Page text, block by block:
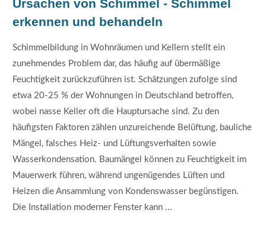
Ursachen von Schimmel - Schimmel
erkennen und behandeln
Schimmelbildung in Wohnräumen und Kellern stellt ein
zunehmendes Problem dar, das häufig auf übermäßige
Feuchtigkeit zurückzuführen ist. Schätzungen zufolge sind
etwa 20-25 % der Wohnungen in Deutschland betroffen,
wobei nasse Keller oft die Hauptursache sind. Zu den
häufigsten Faktoren zählen unzureichende Belüftung, bauliche
Mängel, falsches Heiz- und Lüftungsverhalten sowie
Wasserkondensation. Baumängel können zu Feuchtigkeit im
Mauerwerk führen, während ungenügendes Lüften und
Heizen die Ansammlung von Kondenswasser begünstigen.
Die Installation moderner Fenster kann ...